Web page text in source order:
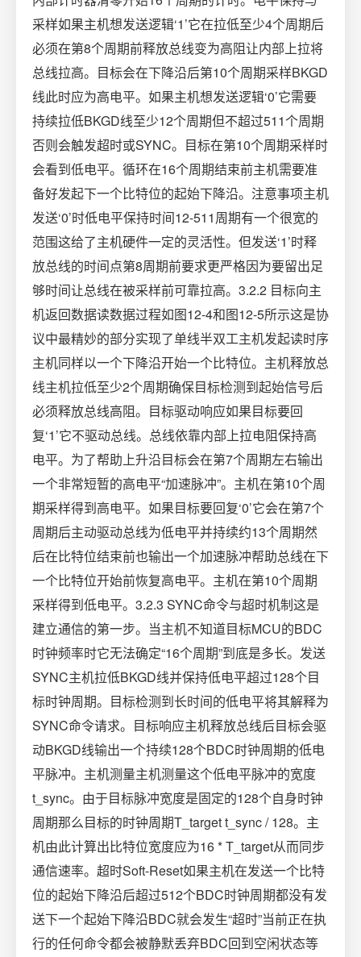
采样如果主机想发送逻辑‘1’它在拉低至少4个周期后
必须在第8个周期前释放总线变为高阻让内部上拉将
总线拉高。目标会在下降沿后第10个周期采样BKGD
线此时应为高电平。如果主机想发送逻辑‘0’它需要
持续拉低BKGD线至少12个周期但不超过511个周期
否则会触发超时或SYNC。目标在第10个周期采样时
会看到低电平。循环在16个周期结束前主机需要准
备好发起下一个比特位的起始下降沿。注意事项主机
发送‘0’时低电平保持时间12-511周期有一个很宽的
范围这给了主机硬件一定的灵活性。但发送‘1’时释
放总线的时间点第8周期前要求更严格因为要留出足
够时间让总线在被采样前可靠拉高。3.2.2 目标向主
机返回数据读数据过程如图12-4和图12-5所示这是协
议中最精妙的部分实现了单线半双工主机发起读时序
主机同样以一个下降沿开始一个比特位。主机释放总
线主机拉低至少2个周期确保目标检测到起始信号后
必须释放总线高阻。目标驱动响应如果目标要回
复‘1’它不驱动总线。总线依靠内部上拉电阻保持高
电平。为了帮助上升沿目标会在第7个周期左右输出
一个非常短暂的高电平“加速脉冲”。主机在第10个周
期采样得到高电平。如果目标要回复‘0’它会在第7个
周期后主动驱动总线为低电平并持续约13个周期然
后在比特位结束前也输出一个加速脉冲帮助总线在下
一个比特位开始前恢复高电平。主机在第10个周期
采样得到低电平。3.2.3 SYNC命令与超时机制这是
建立通信的第一步。当主机不知道目标MCU的BDC
时钟频率时它无法确定“16个周期”到底是多长。发送
SYNC主机拉低BKGD线并保持低电平超过128个目
标时钟周期。目标检测到长时间的低电平将其解释为
SYNC命令请求。目标响应主机释放总线后目标会驱
动BKGD线输出一个持续128个BDC时钟周期的低电
平脉冲。主机测量主机测量这个低电平脉冲的宽度
t_sync。由于目标脉冲宽度是固定的128个自身时钟
周期那么目标的时钟周期T_target t_sync / 128。主
机由此计算出比特位宽度应为16 * T_target从而同步
通信速率。超时Soft-Reset如果主机在发送一个比特
位的起始下降沿后超过512个BDC时钟周期都没有发
送下一个起始下降沿BDC就会发生“超时”当前正在执
行的任何命令都会被静默丢弃BDC回到空闲状态等